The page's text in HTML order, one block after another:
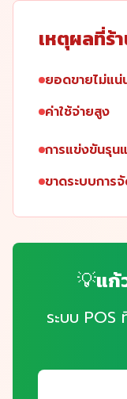
เหตุผลที่ร้
ยอดขายไม่แน่
ค่าใช้จ่ายสูง
การแข่งขันรุน
ขาดระบบการ
💡แก้
ระบบ POS